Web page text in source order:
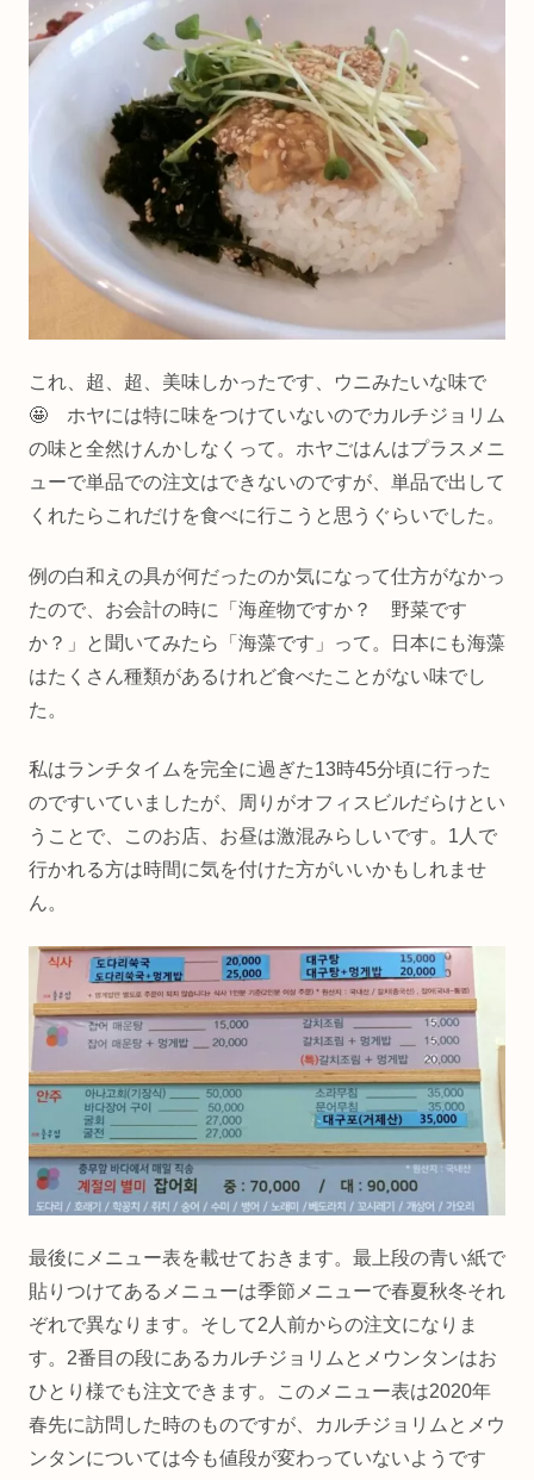
これ、超、超、美味しかったです、ウニみたいな味で
🤩 ホヤには特に味をつけていないのでカルチジョリム
の味と全然けんかしなくって。ホヤごはんはプラスメニ
ューで単品での注文はできないのですが、単品で出して
くれたらこれだけを食べに行こうと思うぐらいでした。
例の白和えの具が何だったのか気になって仕方がなかっ
たので、お会計の時に「海産物ですか？ 野菜です
か？」と聞いてみたら「海藻です」って。日本にも海藻
はたくさん種類があるけれど食べたことがない味でし
た。
私はランチタイムを完全に過ぎた13時45分頃に行った
のですいていましたが、周りがオフィスビルだらけとい
うことで、このお店、お昼は激混みらしいです。1人で
行かれる方は時間に気を付けた方がいいかもしれませ
ん。
最後にメニュー表を載せておきます。最上段の青い紙で
貼りつけてあるメニューは季節メニューで春夏秋冬それ
ぞれで異なります。そして2人前からの注文になりま
す。2番目の段にあるカルチジョリムとメウンタンはお
ひとり様でも注文できます。このメニュー表は2020年
春先に訪問した時のものですが、カルチジョリムとメウ
ンタンについては今も値段が変わっていないようです